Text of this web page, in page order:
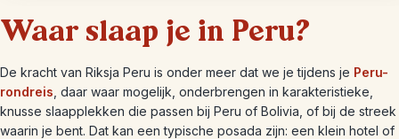
Waar slaap je in Peru?
De kracht van Riksja Peru is onder meer dat we je tijdens je Peru-
rondreis , daar waar mogelijk, onderbrengen in karakteristieke,
knusse slaapplekken die passen bij Peru of Bolivia, of bij de streek
waarin je bent. Dat kan een typische posada zijn: een klein hotel of